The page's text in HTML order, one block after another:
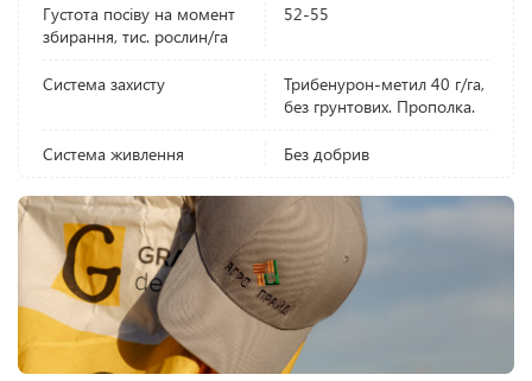
Густота посіву на момент
збирання, тис. рослин/га
52-55
Система захисту
Трибенурон-метил 40 г/га,
без грунтових. Прополка.
Система живлення Без добрив